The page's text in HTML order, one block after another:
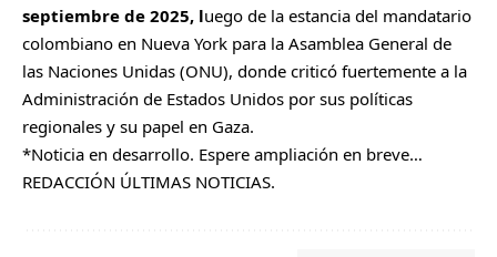
septiembre de 2025, luego de la estancia del mandatario
colombiano en Nueva York para la Asamblea General de
las Naciones Unidas (ONU), donde criticó fuertemente a la
Administración de Estados Unidos por sus políticas
regionales y su papel en Gaza.
*Noticia en desarrollo. Espere ampliación en breve…
REDACCIÓN ÚLTIMAS NOTICIAS.